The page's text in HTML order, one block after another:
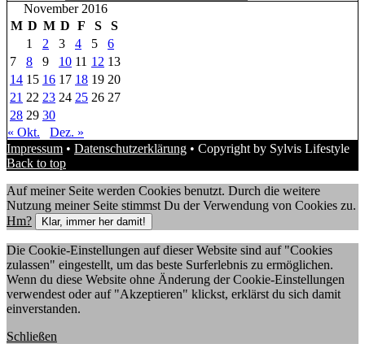
November 2016
M D M D F S
S
1
2 3 4 5
6
7
8 9 10 11 12 13
14 15 16 17 18 19 20
21 22 23 24 25 26 27
28 29 30
« Okt.
Dez. »
Impressum • Datenschutzerklärung • Copyright by Sylvis Lifestyle
Back to top
Auf meiner Seite werden Cookies benutzt. Durch die weitere
Nutzung meiner Seite stimmst Du der Verwendung von Cookies zu.
Hm?
Klar, immer her damit!
Die Cookie-Einstellungen auf dieser Website sind auf "Cookies
zulassen" eingestellt, um das beste Surferlebnis zu ermöglichen.
Wenn du diese Website ohne Änderung der Cookie-Einstellungen
verwendest oder auf "Akzeptieren" klickst, erklärst du sich damit
einverstanden.
Schließen